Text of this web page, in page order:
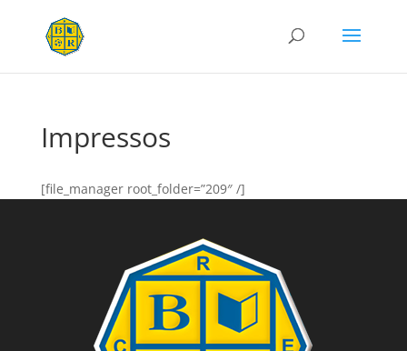
Impressos
[file_manager root_folder=”209″ /]